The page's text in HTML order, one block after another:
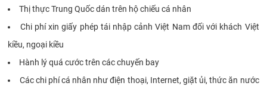
Thị thực Trung Quốc dán trên hộ chiếu cá nhân
Chi phí xin giấy phép tái nhập cảnh Việt Nam đối với khách Việt
kiều, ngoại kiều
Hành lý quá cước trên các chuyến bay
Các chi phí cá nhân như điện thoại, Internet, giặt ủi, thức ăn nước